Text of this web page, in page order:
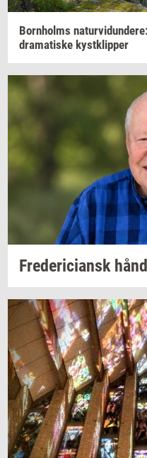
Born­holms na­tur­vi­dun­de­re:
dra­ma­ti­ske kyst­klip­per
Fre­de­ri­ci­ansk